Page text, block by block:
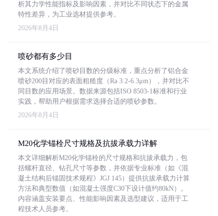
析其力学性能指标及影响因素，并对比不同状态下的金属
特性差异，为工业选材提供参考。
2026年8月4日
喷砂都有多少目
本文系统介绍了喷砂目数的分级标准，重点分析了铝合金
喷砂200目对应的表面粗糙度（Ra 3.2-6.3μm），并对比不
同目数的应用场景。数据来源包括ISO 8503-1标准和行业
实践，帮助用户根据需求选择合适的喷砂参数。
2026年8月4日
M20化学锚栓尺寸规格及抗拔承载力详解
本文详细解析M20化学锚栓的尺寸规格和抗拔承载力，包
括螺杆直径、钻孔尺寸等参数，并依据专业标准（如《混
凝土结构后锚固技术规程》JGJ 145）提供抗拔承载力计算
方法和典型数值（如混凝土强度C30下设计值约80kN）。
内容涵盖安装要点、性能影响因素及选型建议，适用于工
程技术人员参考。